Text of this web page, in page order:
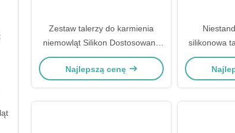
Zestaw talerzy do karmienia
niemowląt Silikon Dostosowane
rozmiary Fioletowy kształt
niedźwiedzia Przyjazny dla
Najlepszą cenę
silikonowa
kształcie